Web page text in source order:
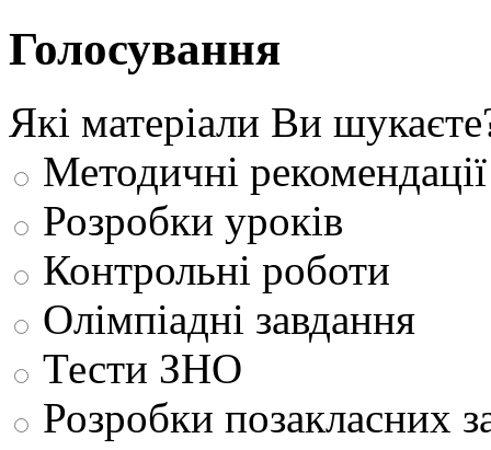
Голосування
Які матеріали Ви
Методичні рекомендації
Розробки уроків
Контрольні роботи
Олімпіадні завдання
Тести ЗНО
Розробки позакласних